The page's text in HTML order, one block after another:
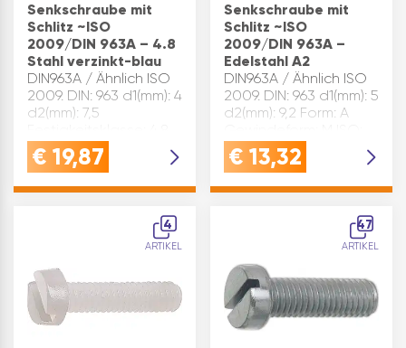
Senkschraube mit
Schlitz ~ISO
2009/DIN 963A – 4.8
Stahl verzinkt-blau
DIN963A / Ähnlich ISO
2009. DIN: 963 d1(mm): 4
d2(mm): 7,5
Form: A Gewindeform:
M ISO: 2009 k max.
Oberfläche: verzinkt-
€ 19,87
Senkschraube mit
Schlitz ~ISO
2009/DIN 963A –
Edelstahl A2
DIN963A / Ähnlich ISO
2009. DIN: 963 d1(mm): 5
d2(mm): 9,2 Form: A
2009 k max.(mm): 2,5
L(mm): 25 Material:
(mm): 1 Größe(mm): M 5x
€ 13,32
4
ARTIKEL
47
ARTIKEL